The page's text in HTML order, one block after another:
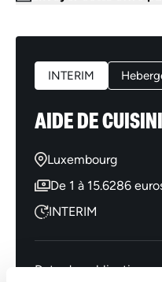
INTERIM
AIDE DE
Luxembourg
De 1 à 15.6286
INTERIM
Date de publication